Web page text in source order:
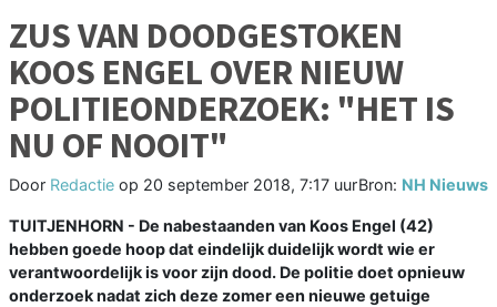
ZUS VAN DOODGESTOKEN
KOOS ENGEL OVER NIEUW
POLITIEONDERZOEK: "HET IS
NU OF NOOIT"
Door Redactie op 20 september 2018, 7:17 uurBron: NH Nieuws
TUITJENHORN - De nabestaanden van Koos Engel (42)
hebben goede hoop dat eindelijk duidelijk wordt wie er
verantwoordelijk is voor zijn dood. De politie doet opnieuw
onderzoek nadat zich deze zomer een nieuwe getuige